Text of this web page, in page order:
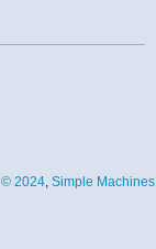
© 2024, Simple Machines